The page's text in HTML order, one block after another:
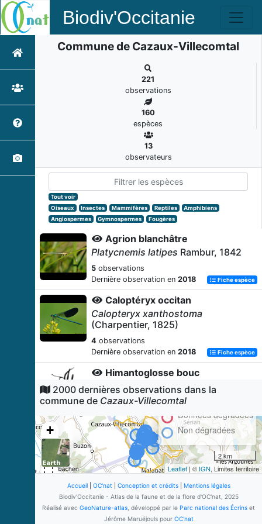
Biodiv'Occitanie
Commune de Cazaux-Villecomtal
221
observations
160
espèces
13
observateurs
Tout voir
Oiseaux
Insectes Mammifères Reptiles
Amphibiens
Angiospermes
Gymnospermes Fougères
Agrion blanchâtre
Platycnemis latipes Rambur, 1842
5 observations
Dernière observation en 2018 Fiche espèce
Caloptéryx occitan
Calopteryx xanthostoma
(Charpentier, 1825)
4 observations
Dernière observation en 2018 Fiche espèce
Himantoglosse bouc
Himantoglossum hircinum (L.)
Spreng., 1826
Dernière observation en
2008 Fiche espèce
Gomphe à forceps (Le)
Onychogomphus forcipatus
(Linnaeus, 1758)
3observations
Dernière observation en2014 Fiche espèce
Decticelle aquitaine
2000 dernières observations dans la
commune de Cazaux-Villecomtal
+
Données dégradées
Non dégradées
2 km
Leaflet | © IGN, Limites territoire
Accueil| OC'nat| Conception et crédits| Mentions légales
Biodiv'Occitanie - Atlas de la faune et de la flore d'OC'nat, 2025
Réalisé avec GeoNature-atlas , développé par le Parc national des Écrins et
Jérôme Maruéjouls pour OC'nat